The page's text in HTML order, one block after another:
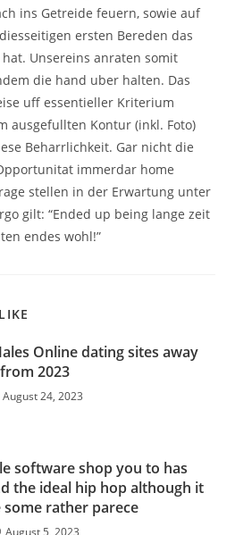
ins Getreide feuern, sowie auf
ersten Bereden das
Unsereins anraten somit
die hand uber halten. Das
uff essentieller Kriterium
ausgefullten Kontur (inkl. Foto)
Beharrlichkeit. Gar nicht die
immerdar home
stellen in der Erwartung unter
gilt: “Ended up being lange zeit
endes wohl!”
Online dating sites away
from 2023
August 24, 2023
software shop you to has
the ideal hip hop although it
some rather parece
August 5, 2023